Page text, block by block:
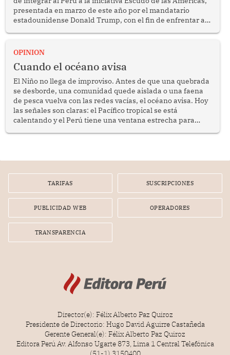
presentada en marzo de este año por el mandatario
estadounidense Donald Trump, con el fin de enfrentar al
OPINION
Cuando el océano avisa
El Niño no llega de improviso. Antes de que una quebrada
se desborde, una comunidad quede aislada o una faena
de pesca vuelva con las redes vacías, el océano avisa. Hoy
las señales son claras: el Pacífico tropical se está
calentando y el Perú tiene una ventana estrecha para
TARIFAS SUSCRIPCIONES
PUBLICIDAD WEB OPERADORES
TRANSPARENCIA
Director(e): Félix Alberto Paz Quiroz
Presidente de Directorio: Hugo David Aguirre Castañeda
Gerente General(e): Félix Alberto Paz Quiroz
Editora Perú Av. Alfonso Ugarte 873, Lima 1 Central Telefónica